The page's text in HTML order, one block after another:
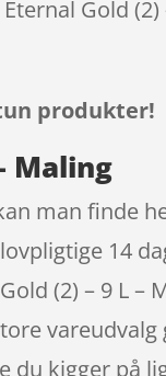
Gold
produkter!
Maling
man finde
14
(2) – 9 L
du kigger på